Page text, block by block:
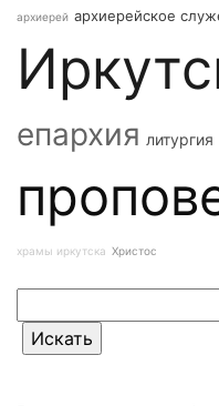
архиерей архиерейское
епархия литургия
храмы иркутска Христос